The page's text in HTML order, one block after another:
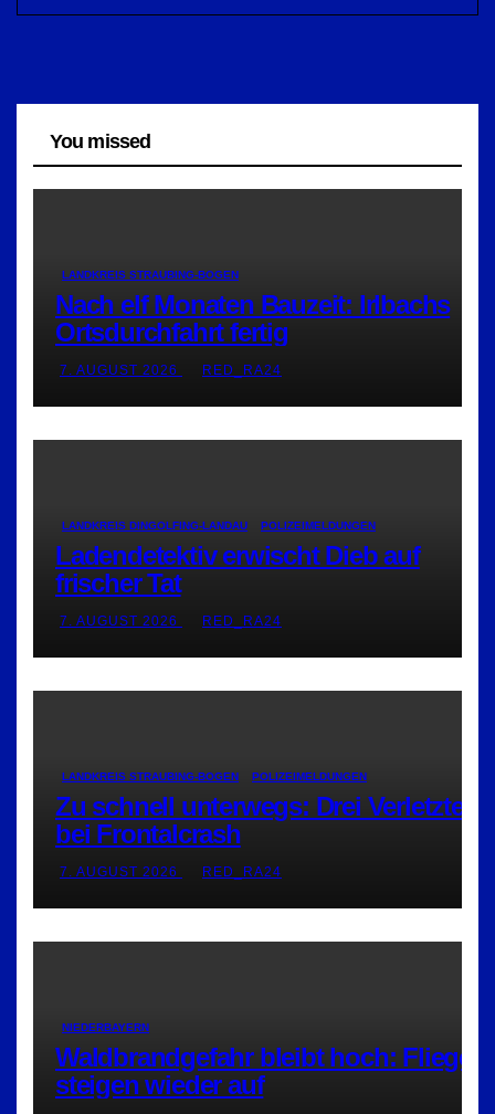
You missed
LANDKREIS STRAUBING-BOGEN
Nach elf Monaten Bauzeit: Irlbachs
Ortsdurchfahrt fertig
7. AUGUST 2026 RED_RA24
LANDKREIS DINGOLFING-LANDAU POLIZEIMELDUNGEN
Ladendetektiv erwischt Dieb auf
frischer Tat
7. AUGUST 2026 RED_RA24
LANDKREIS STRAUBING-BOGEN POLIZEIMELDUNGEN
Zu schnell unterwegs: Drei Verletzte
bei Frontalcrash
7. AUGUST 2026 RED_RA24
NIEDERBAYERN
Waldbrandgefahr bleibt hoch: Flieger
steigen wieder auf